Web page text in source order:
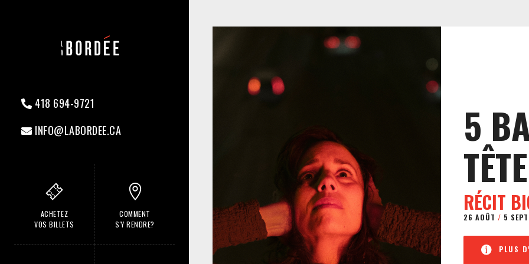
418 694-9721
INFO@LABORDEE.CA
ACHETEZ
VOS BILLETS
COMMENT
S'Y RENDRE?
5
TÊTE
RÉCIT
26 AOÛT / 5
PLUS